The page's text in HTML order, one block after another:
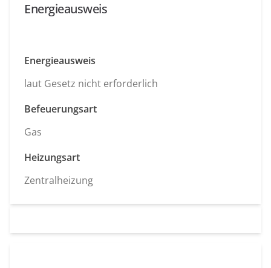
Energieausweis
Energieausweis
laut Gesetz nicht erforderlich
Befeuerungsart
Gas
Heizungsart
Zentralheizung